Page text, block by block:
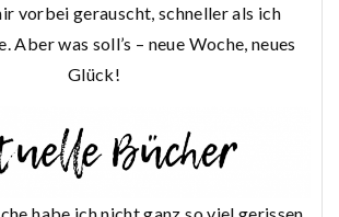
vorbei gerauscht, schneller als ich
Aber was soll’s – neue Woche, neues
Glück!